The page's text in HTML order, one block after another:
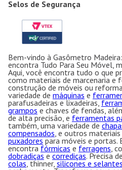
Selos de Segurança
Bem-vindo à Gasômetro
encontra Tudo Para Seu Móvel,
Aqui, você encontra tudo o que
como materiais de marcenaria e
construção de móveis ou
variedade de máquinas e
parafusadeiras e lixadeiras,
grampos e chaves de fendas,
de alta precisão, e ferramentas
também, uma variedade de
compensados, e outros
puxadores para móveis e portas.
encontra fórmicas e ferragens,
dobradiças e corrediças. Precisa de
colas, thinner, silicones e selantes